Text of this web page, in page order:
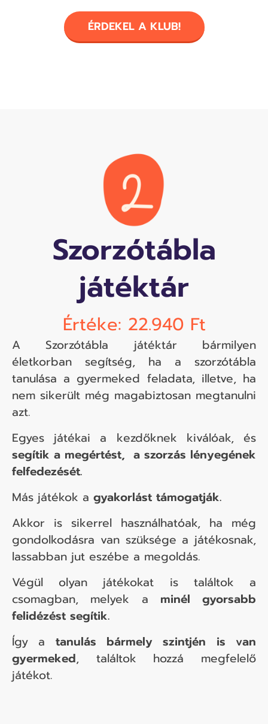
ÉRDEKEL A KLUB!
Szorzótábla
játéktár
Értéke: 22.940 Ft
A Szorzótábla játéktár bármilyen
életkorban segítség, ha a szorzótábla
tanulása a gyermeked feladata, illetve, ha
nem sikerült még magabiztosan megtanulni
azt.
Egyes játékai a kezdőknek kiválóak, és
segítik a megértést, a szorzás lényegének
felfedezését.
Más játékok a gyakorlást támogatják.
Akkor is sikerrel használhatóak, ha még
gondolkodásra van szüksége a játékosnak,
lassabban jut eszébe a megoldás.
Végül olyan játékokat is találtok a
csomagban, melyek a minél gyorsabb
felidézést segítik.
Így a tanulás bármely szintjén is van
gyermeked, találtok hozzá megfelelő
játékot.